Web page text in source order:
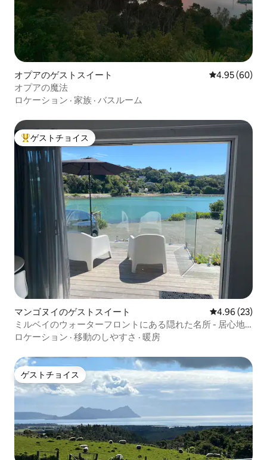
オプアのゲストスイート レビュー60
4.95 (60)
オプアの魔法
ロケーション · 家族 · バスルーム
大好評のゲストチョイスです。
ゲストチョイス
マンゴヌイのゲストスイート レビュー23
4.96 (23)
ミルベイのウォーターフロントにある隠れた名所 - 居心地
の良いワンルーム
ロケーション · 移動のしやすさ · 暖房
ゲストチョイス
ゲストチョイス